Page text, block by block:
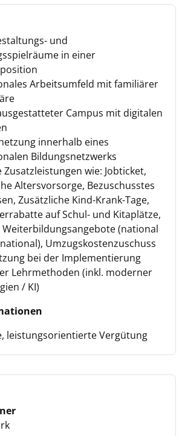
und
in einer
Arbeitsumfeld mit familiärer
Campus mit digitalen
innerhalb eines
Bildungsnetzwerks
wie: Jobticket,
Altersvorsorge, Bezuschusstes
Zusätzliche Kind-Krank-Tage,
auf Schul- und Kitaplätze,
Weiterbildungsangebote (national
Umzugskostenzuschuss
bei der Implementierung
Lehrmethoden (inkl. moderner
/ KI)
leistungsorientierte Vergütung